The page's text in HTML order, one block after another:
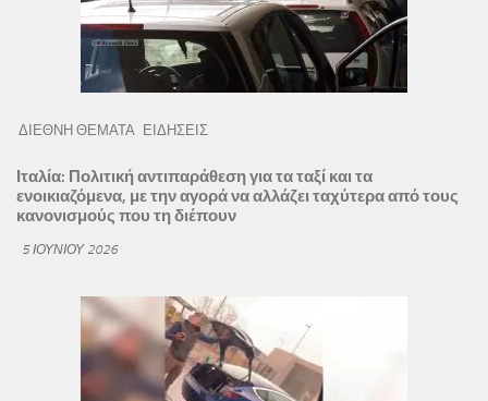
ΔΙΕΘΝΗ ΘΕΜΑΤΑ ΕΙΔΗΣΕΙΣ
Ιταλία: Πολιτική αντιπαράθεση για τα ταξί και τα
ενοικιαζόμενα, με την αγορά να αλλάζει ταχύτερα από τους
κανονισμούς που τη διέπουν
5 ΙΟΥΝΊΟΥ 2026